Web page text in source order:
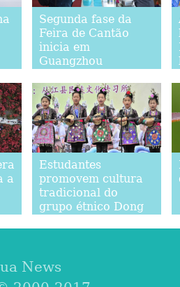
Segunda fase da
Feira de Cantão
inicia em
Guangzhou
a
Estudantes
promovem cultura
tradicional do
grupo étnico Dong
News